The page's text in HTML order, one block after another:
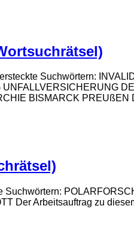
Suchwörtern:
BISMARCK
Suchwörtern:
Der Arbeitsauftrag zu